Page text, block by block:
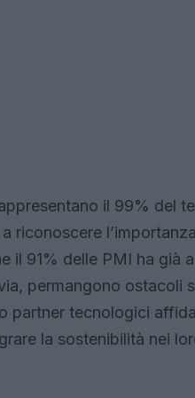
il 99% del
riconoscere
il 91% delle PMI ha già
permangono ostacoli
partner tecnologici
la sostenibilità nei